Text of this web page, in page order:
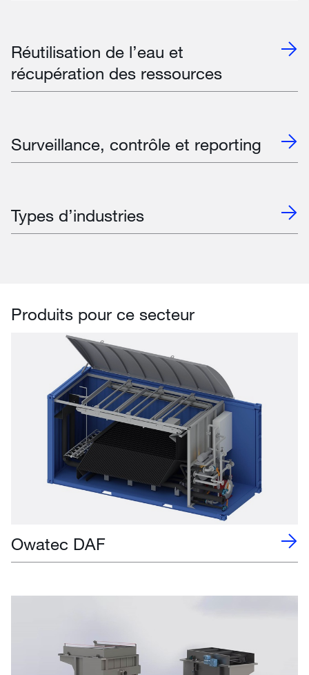
Réutilisation de l’eau et
récupération des ressources
Surveillance, contrôle et reporting
Types d’industries
Produits pour ce secteur
Owatec DAF